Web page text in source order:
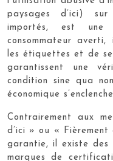
paysages d’ici)
importés, est une
consommateur
les étiquettes et de
garantissent une
condition sine qua
économique
Contrairement aux
d’ici » ou « Fièrement
garantie, il existe des
marques de